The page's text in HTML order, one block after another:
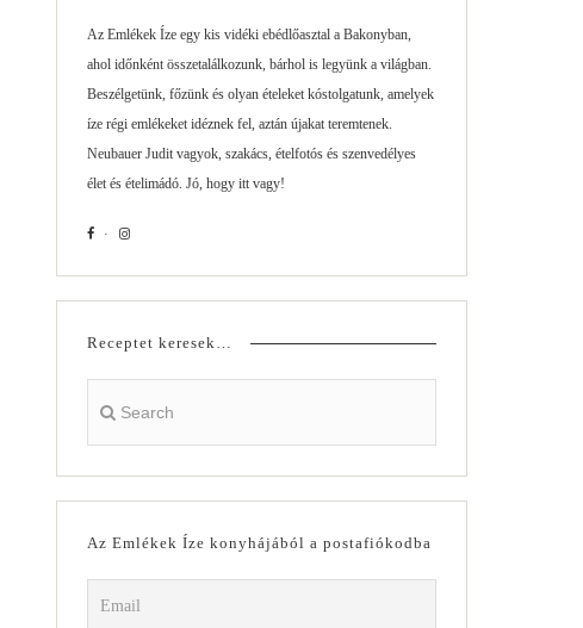
Az Emlékek Íze egy kis vidéki ebédlőasztal a Bakonyban,
ahol időnként összetalálkozunk, bárhol is legyünk a világban.
Beszélgetünk, főzünk és olyan ételeket kóstolgatunk, amelyek
íze régi emlékeket idéznek fel, aztán újakat teremtenek.
Neubauer Judit vagyok, szakács, ételfotós és szenvedélyes
élet és ételimádó. Jó, hogy itt vagy!
Receptet keresek…
Az Emlékek Íze konyhájából a postafiókodba